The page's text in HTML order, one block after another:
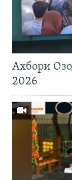
Ахбори
2026